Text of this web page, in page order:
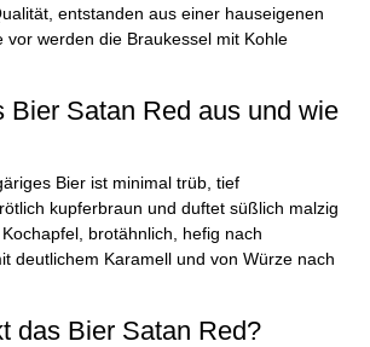
entstanden aus einer hauseigenen
vor werden die Braukessel mit Kohle
Bier Satan Red aus und wie
Bier ist minimal trüb, tief
kupferbraun und duftet süßlich malzig
brotähnlich, hefig nach
deutlichem Karamell und von Würze nach
das Bier Satan Red?